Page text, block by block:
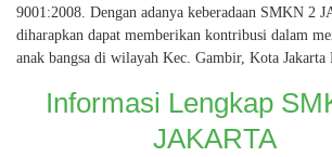
9001:2008. Dengan adanya keberadaan SMKN 2
diharapkan dapat memberikan kontribusi dalam
anak bangsa di wilayah Kec. Gambir, Kota Jakarta
Informasi Lengkap
JAKARTA